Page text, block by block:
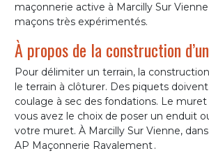
maçonnerie active à Marcilly Sur
maçons très expérimentés.
À propos de la construction
Pour délimiter un terrain, la
le terrain à clôturer. Des piquets
coulage à sec des fondations. Le
vous avez le choix de poser un enduit
votre muret. À Marcilly Sur Vienne,
AP Maçonnerie Ravalement .